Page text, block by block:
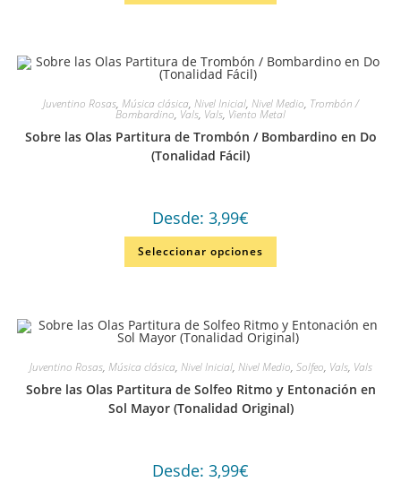
Juventino Rosas, Música clásica, Nivel Inicial, Nivel Medio, Trombón /
Bombardino, Vals, Vals, Viento Metal
Sobre las Olas Partitura de Trombón / Bombardino en Do
(Tonalidad Fácil)
Desde: 3,99€
Seleccionar opciones
Juventino Rosas, Música clásica, Nivel Inicial, Nivel Medio, Solfeo, Vals, Vals
Sobre las Olas Partitura de Solfeo Ritmo y Entonación en
Sol Mayor (Tonalidad Original)
Desde: 3,99€